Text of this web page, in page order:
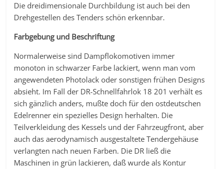
Die dreidimensionale Durchbildung ist auch bei den
Drehgestellen des Tenders schön erkennbar.
Farbgebung und Beschriftung
Normalerweise sind Dampflokomotiven immer
monoton in schwarzer Farbe lackiert, wenn man vom
angewendeten Photolack oder sonstigen frühen Designs
absieht. Im Fall der DR-Schnellfahrlok 18 201 verhält es
sich gänzlich anders, mußte doch für den ostdeutschen
Edelrenner ein spezielles Design herhalten. Die
Teilverkleidung des Kessels und der Fahrzeugfront, aber
auch das aerodynamisch ausgestaltete Tendergehäuse
verlangten nach neuen Farben. Die DR ließ die
Maschinen in grün lackieren, daß wurde als Kontur